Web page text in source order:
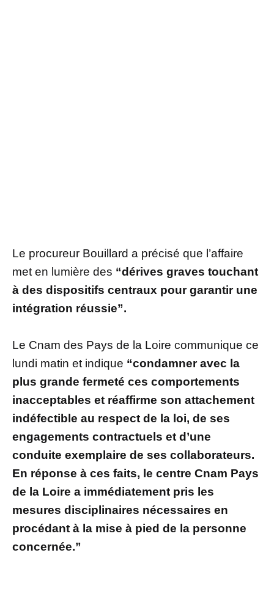
Le procureur Bouillard a précisé que l’affaire
met en lumière des “dérives graves touchant
à des dispositifs centraux pour garantir une
intégration réussie”.
Le Cnam des Pays de la Loire communique ce
lundi matin et indique “condamner avec la
plus grande fermeté ces comportements
inacceptables et réaffirme son attachement
indéfectible au respect de la loi, de ses
engagements contractuels et d’une
conduite exemplaire de ses collaborateurs.
En réponse à ces faits, le centre Cnam Pays
de la Loire a immédiatement pris les
mesures disciplinaires nécessaires en
procédant à la mise à pied de la personne
concernée.”